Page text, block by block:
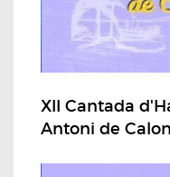
XII Cantada
Antoni de